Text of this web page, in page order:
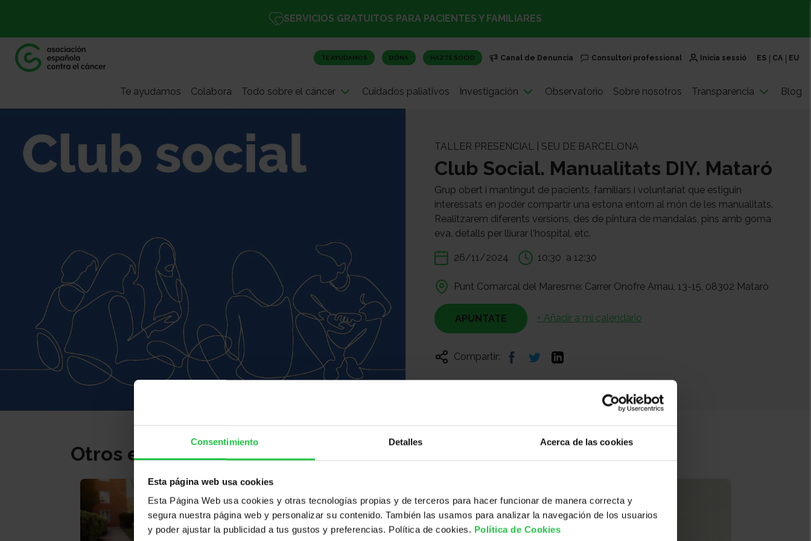
Consentimiento Detalles Acerca de las cookies
Esta página web usa cookies
Esta Página Web usa cookies y otras tecnologías propias y de terceros para hacer funcionar de manera correcta y
segura nuestra página web y personalizar su contenido. También las usamos para analizar la navegación de los usuarios
y poder ajustar la publicidad a tus gustos y preferencias. Política de cookies. Política de Cookies
SERVICIOS GRATUITOS PARA PACIENTES Y FAMILIARES
TE AYUDAMOS DÓNA HAZTE SOCIO Canal de Denuncia Consultori professional Inicia sessió ES CA EU
Te ayudamos Colabora Todo sobre el cáncer Cuidados paliativos Investigación Observatorio Sobre nosotros Transparencia Blog
TALLER PRESENCIAL | SEU DE BARCELONA
Club Social. Manualitats DIY. Mataró
Grup obert i mantingut de pacients, familiars i voluntariat que estiguin
interessats en poder compartir una estona entorn al món de les manualitats.
Realitzarem diferents versions, des de pintura de mandalas, pins amb goma
eva, detalls per lliurar l'hospital, etc.
26/11/2024 10:30 a 12:30
Punt Comarcal del Maresme: Carrer Onofre Arnau, 13-15, 08302 Mataró
APÚNTATE + Añadir a mi calendario
Compartir:
Otros eventos